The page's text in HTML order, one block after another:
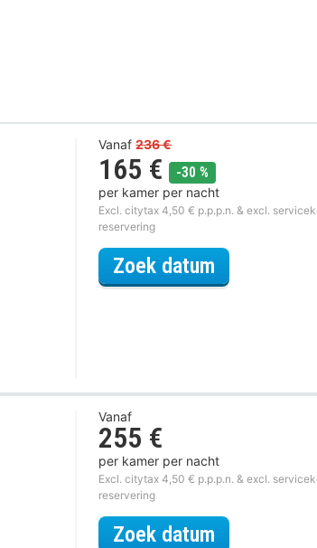
Vanaf 236 €
165 € -30 %
per kamer per nacht
Excl. citytax 4,50 € p.p.p.n. & excl.
reservering
Zoek datum
Vanaf
255 €
per kamer per nacht
Excl. citytax 4,50 € p.p.p.n. & excl.
reservering
Zoek datum